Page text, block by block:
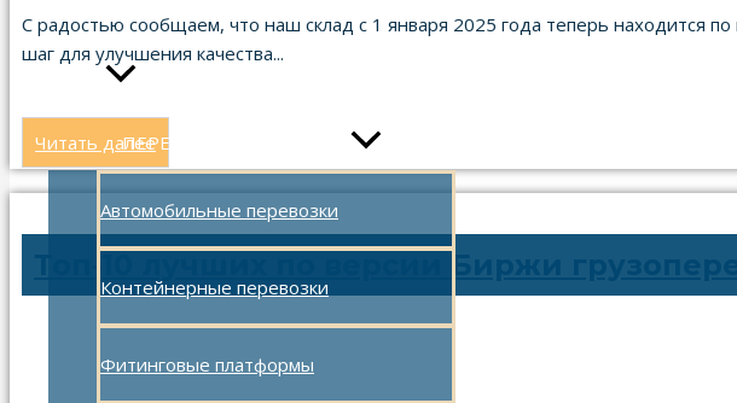
ПЕРЕКЛЮЧАТЕЛЬ МЕНЮ
Автомобильные перевозки
Контейнерные перевозки
Фитинговые платформы
С радостью сообщаем, что наш склад с 1 января 2025 года теперь находится
шаг для улучшения качества...
Читать далее
13.12.2024